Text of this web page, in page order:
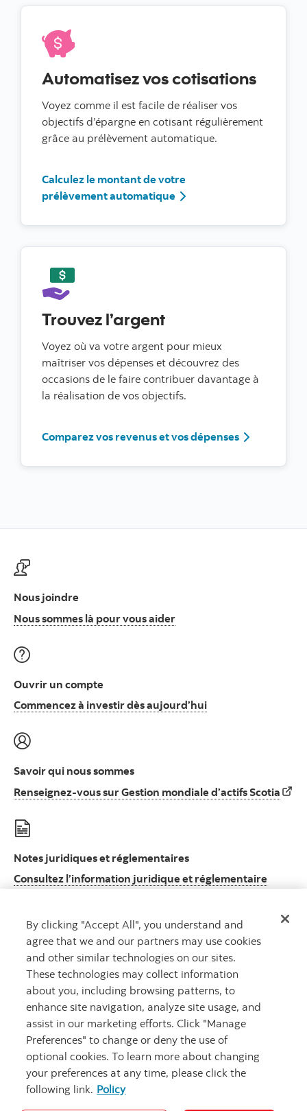
Automatisez vos cotisations
Voyez comme il est facile de réaliser vos
objectifs d’épargne en cotisant régulièrement
grâce au prélèvement automatique.
Calculez le montant de votre
prélèvement automatique
Trouvez l’argent
Voyez où va votre argent pour mieux
maîtriser vos dépenses et découvrez des
occasions de le faire contribuer davantage à
la réalisation de vos objectifs.
Comparez vos revenus et vos dépenses
Nous joindre
Nous sommes là pour vous aiderNous sommes là pour
Ouvrir un compte
Commencez à investir dès aujourd’huiCommencez à
Savoir qui nous sommes
Renseignez-vous sur Gestion mondiale d’actifs Scotia
Notes juridiques et réglementaires
Consultez l’information juridique et réglementaire
Gestion mondiale d’actifs Scotia MDest un nom commercial utilisé par
Gestion d’actifs 1832 S.E.C., société en commandite dont le commandité
est détenu en propriété exclusive par la Banque Scotia.
Marque déposée de La Banque de Nouvelle-Écosse, utilisée sous
La Banque de Nouvelle-Écosse, 2026. Tous droits réservés.
Carrières Sécurité et fraude
By clicking "Accept All", you understand and
agree that we and our partners may use cookies
and other similar technologies on our sites.
These technologies may collect information
about you, including browsing patterns, to
enhance site navigation, analyze site usage, and
assist in our marketing efforts. Click "Manage
Preferences" to change or deny the use of
optional cookies. To learn more about changing
your preferences at any time, please click the
following link. Policy